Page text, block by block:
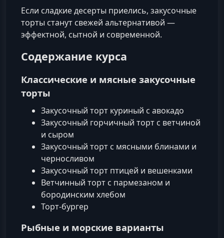
Если сладкие десерты приелись, закусочные
торты станут свежей альтернативой —
эффектной, сытной и современной.
Содержание курса
Классические и мясные закусочные
торты
Закусочный торт куриный с авокадо
Закусочный горчичный торт с ветчиной
и сыром
Закусочный торт с мясными блинами и
черносливом
Закусочный торт птицей и вешенками
Ветчинный торт с пармезаном и
бородинским хлебом
Торт-бургер
Рыбные и морские варианты